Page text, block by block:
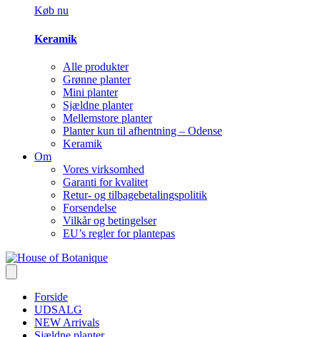
Køb nu
Keramik
Alle produkter
Grønne planter
Mini planter
Sjældne planter
Mellemstore planter
Planter kun til afhentning – Odense
Keramik
Om
Vores virksomhed
Garanti for kvalitet
Retur- og tilbagebetalingspolitik
Forsendelse
Vilkår og betingelser
EU’s regler for plantepas
Forside
UDSALG
NEW Arrivals